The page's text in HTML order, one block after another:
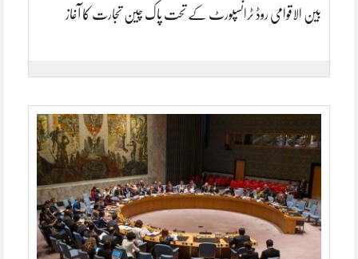
بین الاقوامی روڈ ٹرانسپورٹ کے تحت پاک چین تجارت کا آغاز